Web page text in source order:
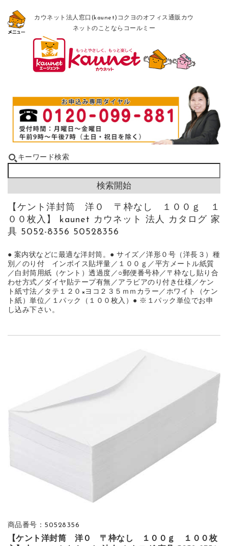
カウネット法人窓口(kaunet)コクヨのオフィス通販カウ
ネットのことならコールミー
キーワード検索
【ケント洋封筒 洋０ 〒枠なし １００ｇ １
００枚入】 kaunet カウネット 法人 カタログ 家
具 5052-8356 50528356
● 案内状などに最適な洋封筒。● サイズ／洋形０号（洋長３）種
別／のり付 インボイス貼坪量／１００ｇ／平方メートル紙質
／白封筒用紙（ケント）透過度／○郵便番号枠／〒枠なし貼り合
わせ方式／ダイヤ貼テープ有無／アラビアのり付き仕様／ケン
ト紙寸法／タテ１２０×ヨコ２３５ｍｍカラー／ホワイト（ケン
ト紙）単位／１パック（１００枚入）● ※１パック単位でお申
し込み下さい。
商品番号：50528356
【ケント洋封筒 洋０ 〒枠なし １００ｇ １００枚